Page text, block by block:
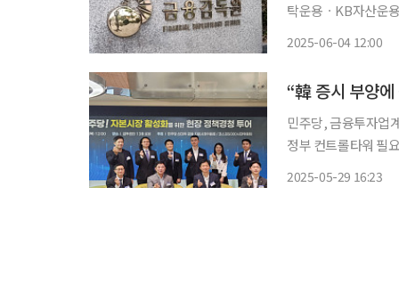
탁운용ㆍKB자산운용, 행사
2025-06-04 12:00
“韓 증시 부양
민주당, 금융투자업
정부 컨트롤타워 필요” 다음 달 3일 대선을 앞두고 금융투자업계는 자본시장 활
2025-05-29 16:23